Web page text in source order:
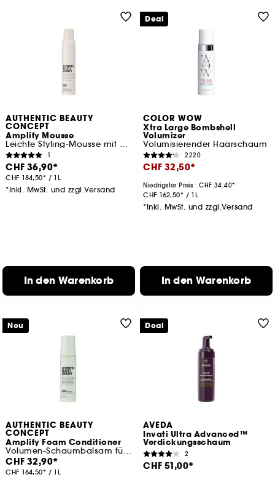
AUTHENTIC BEAUTY
CONCEPT
Amplify Mousse
Leichte Styling-Mousse mit Volumeneffekt
1
CHF 36,90
CHF 184,50 / 1L
*Inkl. MwSt. und zzgl.Versand
In den Warenkorb
COLOR WOW
Xtra Large Bombshell
Volumizer
Volumisierender Haarschaum
2220
CHF 32,50
Niedrigster Preis :CHF 34,40
CHF 162,50 / 1L
*Inkl. MwSt. und zzgl.Versand
In den Warenkorb
Deal
AUTHENTIC BEAUTY
CONCEPT
Amplify Foam Conditioner
Volumen-Schaumbalsam für feines Haar
CHF 32,90
CHF 164,50 / 1L
Neu
AVEDA
Invati Ultra Advanced™
Verdickungsschaum
2
CHF 51,00
Deal